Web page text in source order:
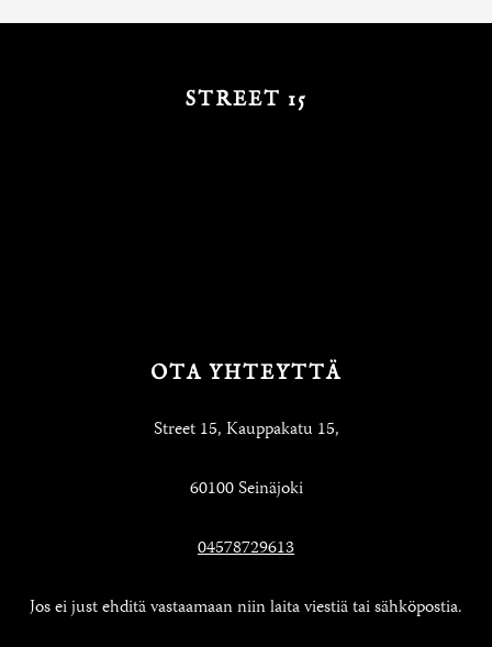
STREET 15
OTA YHTEYTTÄ
Street 15, Kauppakatu 15,
60100 Seinäjoki
04578729613
Jos ei just ehditä vastaamaan niin laita viestiä tai sähköpostia.